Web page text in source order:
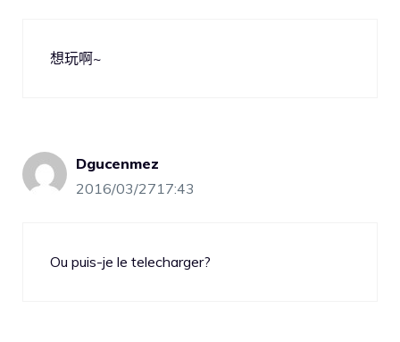
想玩啊~
Dgucenmez
2016/03/2717:43
Ou puis-je le telecharger?